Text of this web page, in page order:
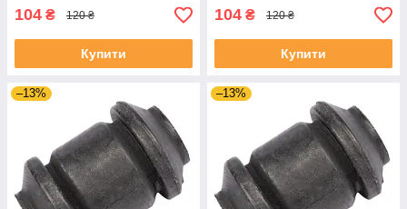
104 ₴ 120 ₴
Купити
104 ₴ 120 ₴
Купити
–13% –13%